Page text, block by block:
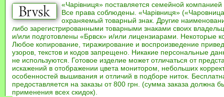
«Чарівниця» поставляется семейной компанией
Все права соблюдены. «Чарівниця»
охраняемый товарный знак. Другие
либо зарегистрированными товарными знаками своих
и/или подготовлены «Брвск» и/или лицензиарами. Некоторые
Любое копирование, тиражирование и воспроизведение
узоров, текстов и кодов запрещено. Никакие персональные
не используются. Готовое изделие может отличаться от
искажений в отображении цвета монитором, небольших
особенностей вышивания и отличий в подборе ниток.
предоставляется на заказы от 800 грн. (сумма заказа должна
применения всех скидок).